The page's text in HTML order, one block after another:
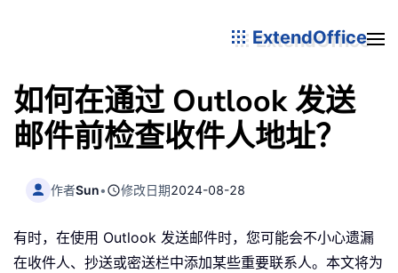
ExtendOffice
如何在通过 Outlook 发送
邮件前检查收件人地址？
作者Sun• 修改日期2024-08-28
有时，在使用 Outlook 发送邮件时，您可能会不小心遗漏
在收件人、抄送或密送栏中添加某些重要联系人。本文将为